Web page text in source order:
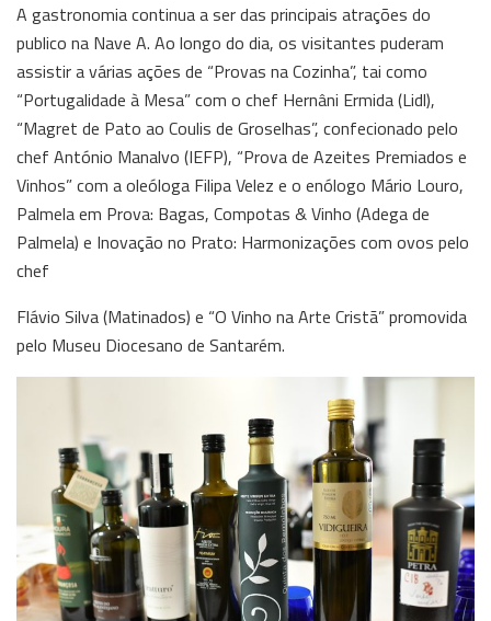
A gastronomia continua a ser das principais atrações do
publico na Nave A. Ao longo do dia, os visitantes puderam
assistir a várias ações de “Provas na Cozinha”, tai como
“Portugalidade à Mesa” com o chef Hernâni Ermida (Lidl),
“Magret de Pato ao Coulis de Groselhas”, confecionado pelo
chef António Manalvo (IEFP), “Prova de Azeites Premiados e
Vinhos” com a oleóloga Filipa Velez e o enólogo Mário Louro,
Palmela em Prova: Bagas, Compotas & Vinho (Adega de
Palmela) e Inovação no Prato: Harmonizações com ovos pelo
chef
Flávio Silva (Matinados) e “O Vinho na Arte Cristã” promovida
pelo Museu Diocesano de Santarém.